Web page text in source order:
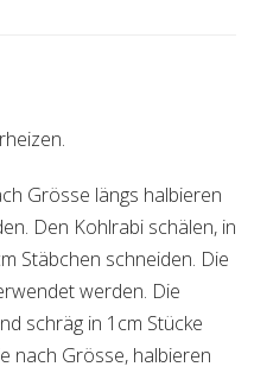
Grösse längs halbieren
Den Kohlrabi schälen, in
Stäbchen schneiden. Die
werden. Die
schräg in 1cm Stücke
nach Grösse, halbieren